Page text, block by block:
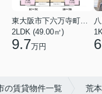
東大阪市下六万寺町３丁目
2LDK (49.00㎡)
9.7万円
の賃貸物件一覧 荒